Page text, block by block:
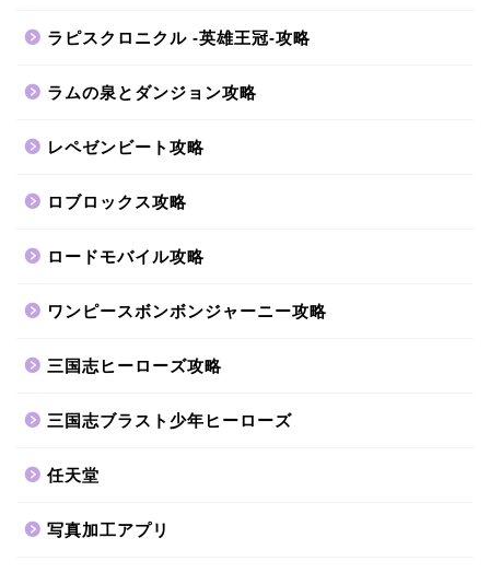
ラピスクロニクル -英雄王冠-攻略
ラムの泉とダンジョン攻略
レペゼンビート攻略
ロブロックス攻略
ロードモバイル攻略
ワンピースボンボンジャーニー攻略
三国志ヒーローズ攻略
三国志ブラスト少年ヒーローズ
任天堂
写真加工アプリ